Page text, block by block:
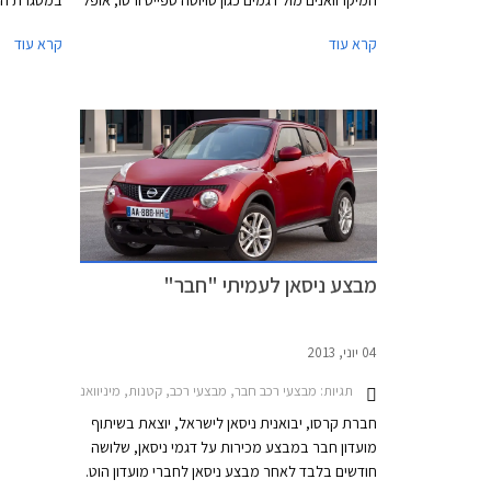
לאחור.
קרא עוד
במתנה.
קרא עוד
מבצע ניסאן לעמיתי "חבר"
04 יוני, 2013
תגיות: מבצעי רכב חבר, מבצעי רכב, קטנות, מיניוואנים, פנאי שטח, מסחרי, ניסאן, ניסאן נוט 2011-2014, ניסאן ג'וק 2010-2015, ניסאן מיקרה 2011-2013, ניסאן נבארה 2010-2015,
חברת קרסו, יבואנית ניסאן לישראל, יוצאת בשיתוף
מועדון חבר במבצע מכירות על דגמי ניסאן, שלושה
חודשים בלבד לאחר מבצע ניסאן לחברי מועדון הוט.